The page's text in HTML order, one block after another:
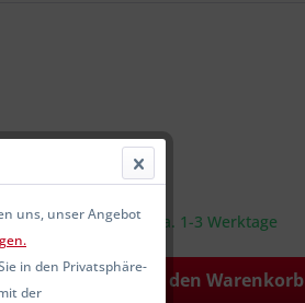
Lieferzeit ca. 1-3 Werktage
In den Warenkorb
uns, unser Angebot
in den Privatsphäre-
der